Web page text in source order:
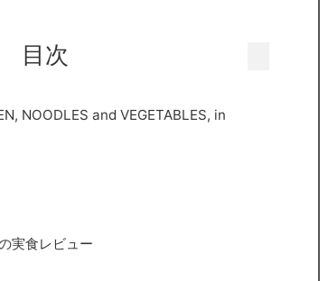
目次
NOODLES and VEGETABLES, in
実食レビュー